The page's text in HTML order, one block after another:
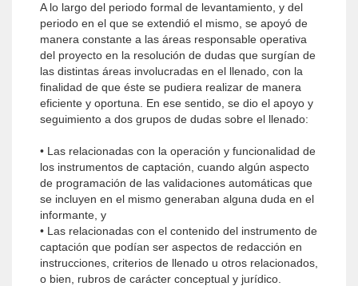
A lo largo del periodo formal de levantamiento, y del
periodo en el que se extendió el mismo, se apoyó de
manera constante a las áreas responsable operativa
del proyecto en la resolución de dudas que surgían de
las distintas áreas involucradas en el llenado, con la
finalidad de que éste se pudiera realizar de manera
eficiente y oportuna. En ese sentido, se dio el apoyo y
seguimiento a dos grupos de dudas sobre el llenado:
• Las relacionadas con la operación y funcionalidad de
los instrumentos de captación, cuando algún aspecto
de programación de las validaciones automáticas que
se incluyen en el mismo generaban alguna duda en el
informante, y
• Las relacionadas con el contenido del instrumento de
captación que podían ser aspectos de redacción en
instrucciones, criterios de llenado u otros relacionados,
o bien, rubros de carácter conceptual y jurídico.